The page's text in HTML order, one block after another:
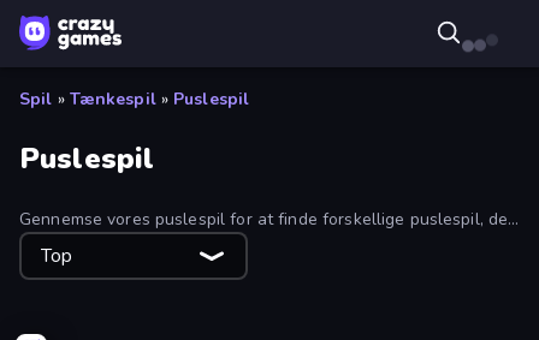
Spil » Tænkespil » Puslespil
Puslespil
Gennemse vores puslespil for at finde forskellige puslespil, der
dækker byer, kæledyr, natur og alt muligt andet. Du kan spille
disse puslespil gratis i din webbrowser.
Top